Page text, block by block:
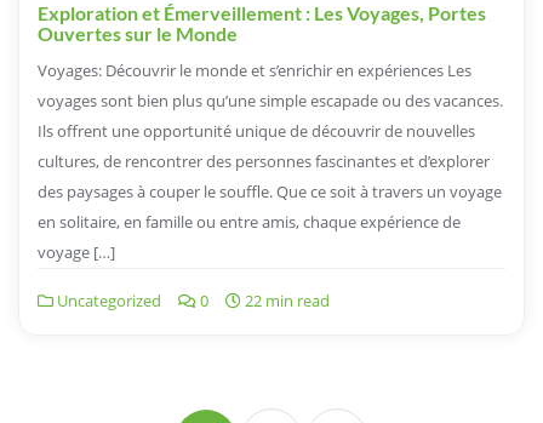
Exploration et Émerveillement : Les Voyages, Portes
Ouvertes sur le Monde
Voyages: Découvrir le monde et s’enrichir en expériences Les
voyages sont bien plus qu’une simple escapade ou des vacances.
Ils offrent une opportunité unique de découvrir de nouvelles
cultures, de rencontrer des personnes fascinantes et d’explorer
des paysages à couper le souffle. Que ce soit à travers un voyage
en solitaire, en famille ou entre amis, chaque expérience de
voyage […]
Uncategorized 0 22 min read